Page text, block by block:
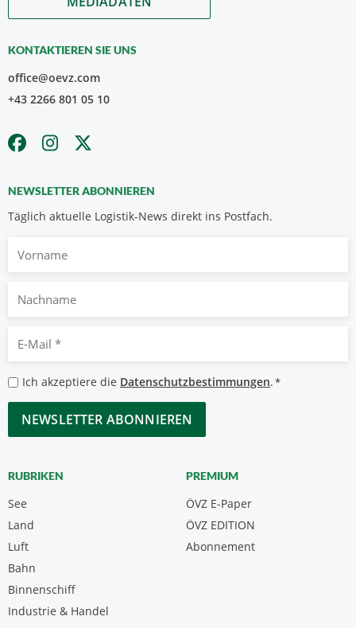
KONTAKTIEREN SIE UNS
office@oevz.com
+43 2266 801 05 10
NEWSLETTER ABONNIEREN
Täglich aktuelle Logistik-News direkt ins Postfach.
Nachname
Mail
*
Datenschutzbestimmungen
*
Ich akzeptiere die Datenschutzbestimmungen.*
CAPTCHA
RUBRIKEN
See
Land
Luft
Bahn
Binnenschiff
Industrie & Handel
PREMIUM
ÖVZ E-Paper
Abonnement
ÖVZ EDITION